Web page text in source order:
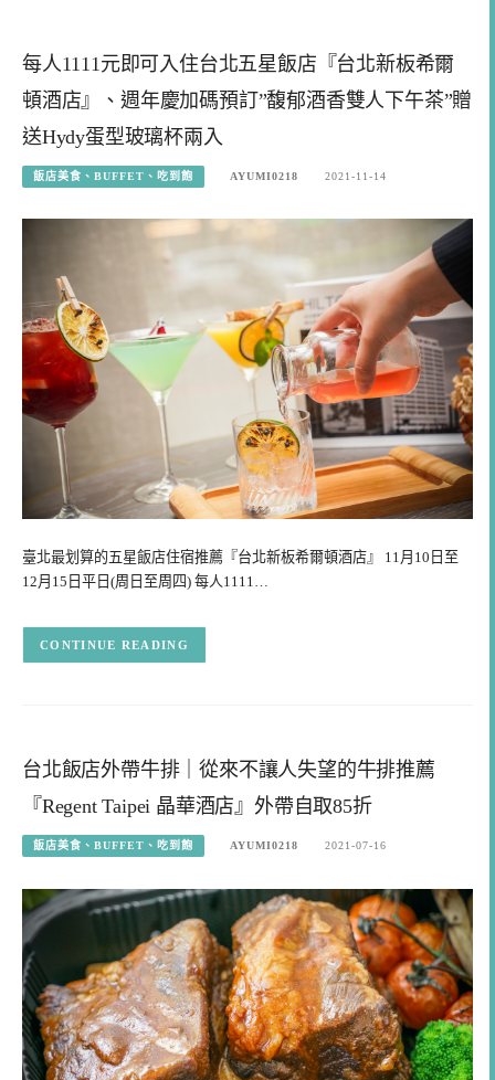
每人1111元即可入住台北五星飯店『台北新板希爾
頓酒店』、週年慶加碼預訂”馥郁酒香雙人下午茶”贈
送Hydy蛋型玻璃杯兩入
飯店美食、BUFFET、吃到飽 AYUMI0218 2021-11-14
臺北最划算的五星飯店住宿推薦『台北新板希爾頓酒店』 11月10日至
12月15日平日(周日至周四) 每人1111…
CONTINUE READING
台北飯店外帶牛排｜從來不讓人失望的牛排推薦
『Regent Taipei 晶華酒店』外帶自取85折
飯店美食、BUFFET、吃到飽 AYUMI0218 2021-07-16